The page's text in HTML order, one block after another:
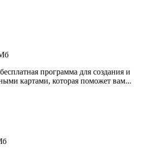
программа для создания и
картами, которая поможет вам...